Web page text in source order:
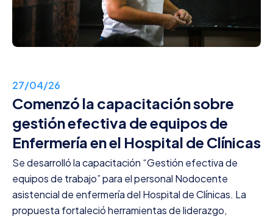
27/04/26
Comenzó la capacitación sobre
gestión efectiva de equipos de
Enfermería en el Hospital de Clínicas
Se desarrolló la capacitación “Gestión efectiva de
equipos de trabajo” para el personal Nodocente
asistencial de enfermería del Hospital de Clínicas. La
propuesta fortaleció herramientas de liderazgo,